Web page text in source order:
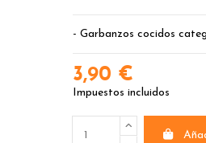
- Garbanzos cocidos
3,90 €
Impuestos incluidos